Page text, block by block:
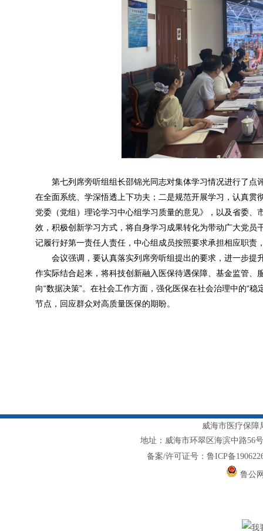
第七列席旁听组组长邵锦光同志对集体学习情况进行了
在全面系统、学深悟透上下功夫；二是规范开展学习，认真
党委（党组）理论学习中心组学习质量的意见》，以及省委
效，积极创新学习方式，将自身学习成果转化为带动广大党
记履行好第一责任人责任，中心组成员按照要求承担相应职责
会议强调，要认真落实列席旁听组提出的要求，进一步
作实际结合起来，将科技创新融入医保待遇保障、基金监管、
向“数据决策”。在社会工作方面，强化医保在社会治理中的“
节点，回应群众对高质量医保的期盼。
威海市医疗保障
地址：威海市环翠区海滨中路56
备案/许可证号：鲁ICP备
鲁公